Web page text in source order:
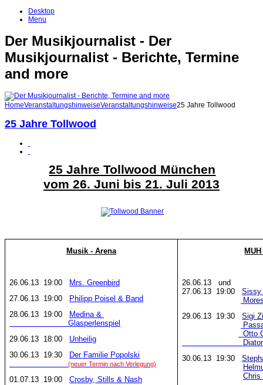
Desktop
Menu
Der Musikjournalist - Der
Musikjournalist - Berichte, Termine
and more
HomeVeranstaltungshinweiseVeranstaltungshinweise25 Jahre Tollwood
25 Jahre Tollwood
25 Jahre Tollwood München
vom 26. Juni bis 21. Juli 2013
Musik - Arena
26.06.13 19:00
Mrs. Greenbird
27.06.13 19:00
Philipp Poisel & Band
28.06.13 19:00
Medina &
Glasperlenspiel
29.06.13 18:00 Unheilig
30.06.13 19:30
Der Familie Popolski
(neuer Termin nach Verlegung)
01.07.13 19:00Crosby, Stills & Nash
26.06.13 und
27.06.13 19:00Sissy
29.06.13 19:30Sigi
Otto
30.06.13 19:30
Chris